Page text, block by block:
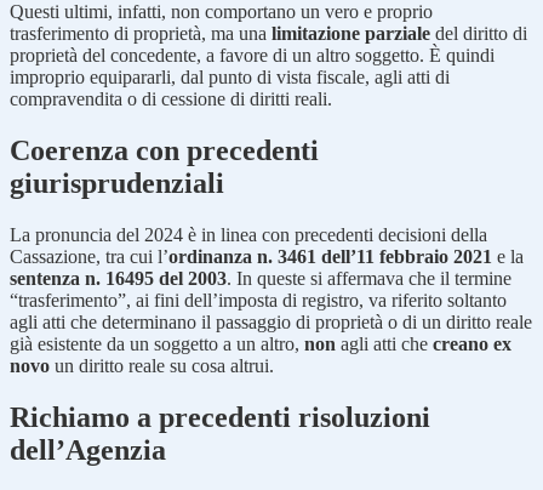
Questi ultimi, infatti, non comportano un vero e proprio
trasferimento di proprietà, ma una limitazione parziale del diritto di
proprietà del concedente, a favore di un altro soggetto. È quindi
improprio equipararli, dal punto di vista fiscale, agli atti di
compravendita o di cessione di diritti reali.
Coerenza con precedenti
giurisprudenziali
La pronuncia del 2024 è in linea con precedenti decisioni della
Cassazione, tra cui l’ordinanza n. 3461 dell’11 febbraio 2021 e la
sentenza n. 16495 del 2003. In queste si affermava che il termine
“trasferimento”, ai fini dell’imposta di registro, va riferito soltanto
agli atti che determinano il passaggio di proprietà o di un diritto reale
già esistente da un soggetto a un altro, non agli atti che creano ex
novo un diritto reale su cosa altrui.
Richiamo a precedenti risoluzioni
dell’Agenzia